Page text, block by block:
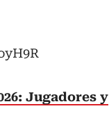
Jugadores y